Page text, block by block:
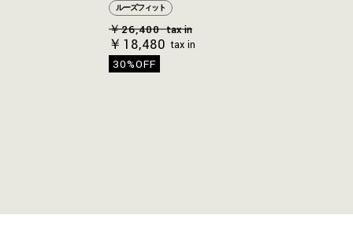
ルーズフィット
￥26,400 tax in
￥18,480 tax in
30%OFF